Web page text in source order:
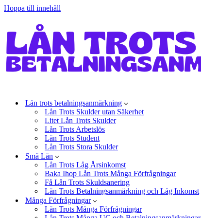
Hoppa till innehåll
Lån trots betalningsanmärkning
Lån Trots Skulder utan Säkerhet
Litet Lån Trots Skulder
Lån Trots Arbetslös
Lån Trots Student
Lån Trots Stora Skulder
Små Lån
Lån Trots Låg Årsinkomst
Baka Ihop Lån Trots Många Förfrågningar
Få Lån Trots Skuldsanering
Lån Trots Betalningsanmärkning och Låg Inkomst
Många Förfrågningar
Lån Trots Många Förfrågningar